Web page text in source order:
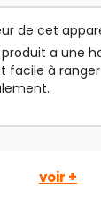
de cet
produit a une
facile à
voir +